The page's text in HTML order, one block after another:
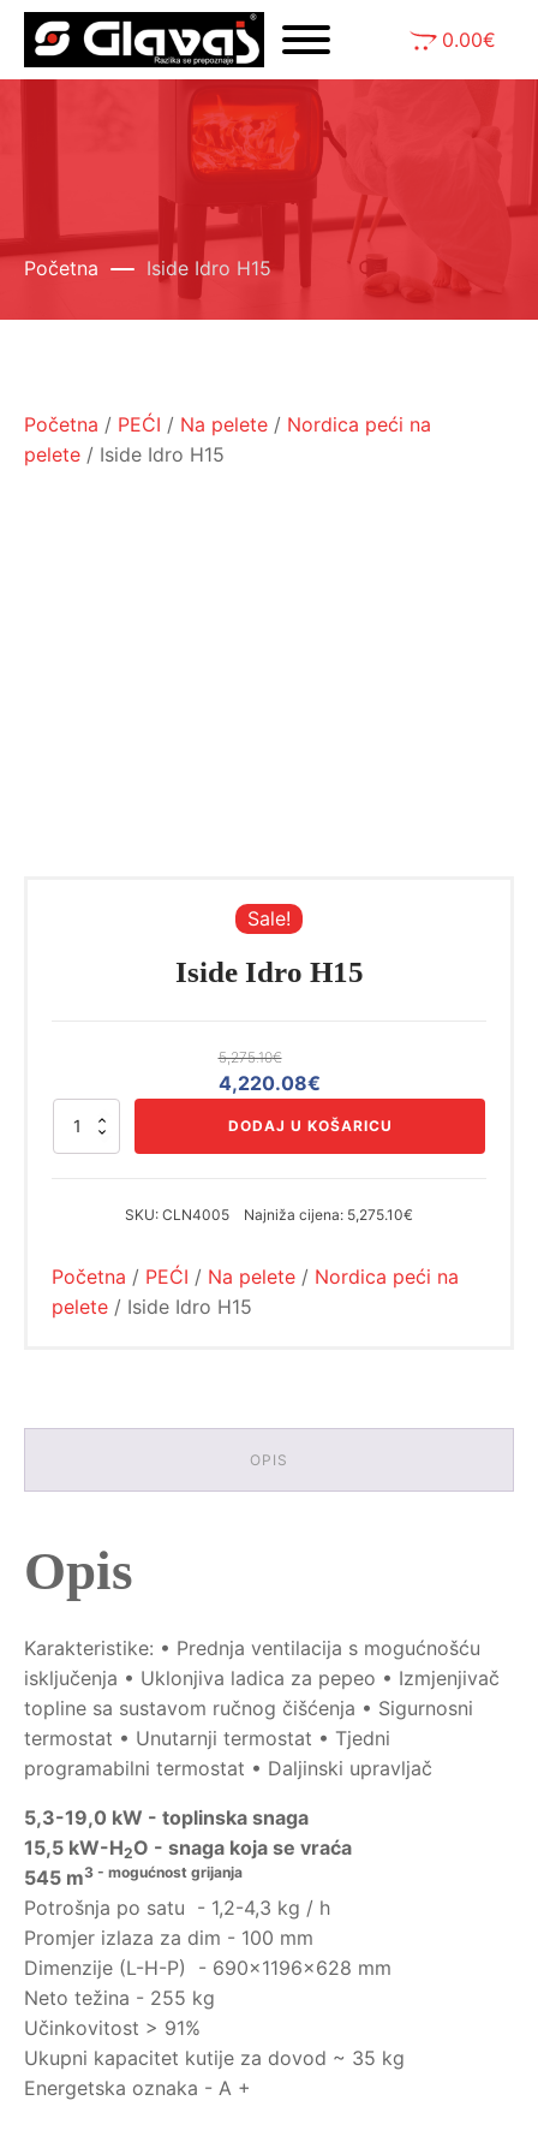
0.00€
Početna Iside Idro H15
Početna / PEĆI / Na pelete / Nordica peći na
pelete / Iside Idro H15
Sale!
Iside Idro H15
5,275.10€
Izvorna
4,220.08€Trenutna
cijena
Iside
DODAJ U KOŠARICU
SKU: CLN4005 Najniža cijena: 5,275.10€
Početna / PEĆI / Na pelete / Nordica peći na
pelete / Iside Idro H15
OPIS
Opis
Karakteristike: • Prednja ventilacija s mogućnošću
isključenja • Uklonjiva ladica za pepeo • Izmjenjivač
topline sa sustavom ručnog čišćenja • Sigurnosni
termostat • Unutarnji termostat • Tjedni
programabilni termostat • Daljinski upravljač
5,3-19,0 kW - toplinska snaga
15,5 kW-H2O - snaga koja se vraća
545 m3 - mogućnost grijanja
Potrošnja po satu - 1,2-4,3 kg / h
Promjer izlaza za dim - 100 mm
Dimenzije (L-H-P) - 690x1196x628 mm
Neto težina - 255 kg
Učinkovitost > 91%
Ukupni kapacitet kutije za dovod ~ 35 kg
Energetska oznaka - A +